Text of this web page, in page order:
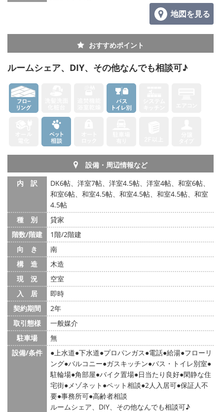
地図を見る
おすすめポイント
ルームシェア、DIY、その他なんでも相談可♪
設備・周辺情報など
内 訳
DK6帖、洋室7帖、洋室4.5帖、洋室4帖、和室6帖、
和室6帖、和室4.5帖、和室4.5帖、和室4.5帖、和室
4.5帖
種 別
貸家
階数/階建
1階/2階建
向 き
南
構 造
木造
現 況
空室
入 居
即時
契約期間
2年
取引態様
一般媒介
駐車場
無
設備/条件
上水道 下水道 プロパンガス 電話 給湯 フローリ
ング バルコニー ガスキッチン バス・トイレ別室
駐輪場 角部屋 バイク置場 日当たり良好 閑静な住
宅街 メゾネット ペット相談 2人入居可 保証人不
要 事務所可 高齢者相談
ルームシェア、DIY、その他なんでも相談可♪